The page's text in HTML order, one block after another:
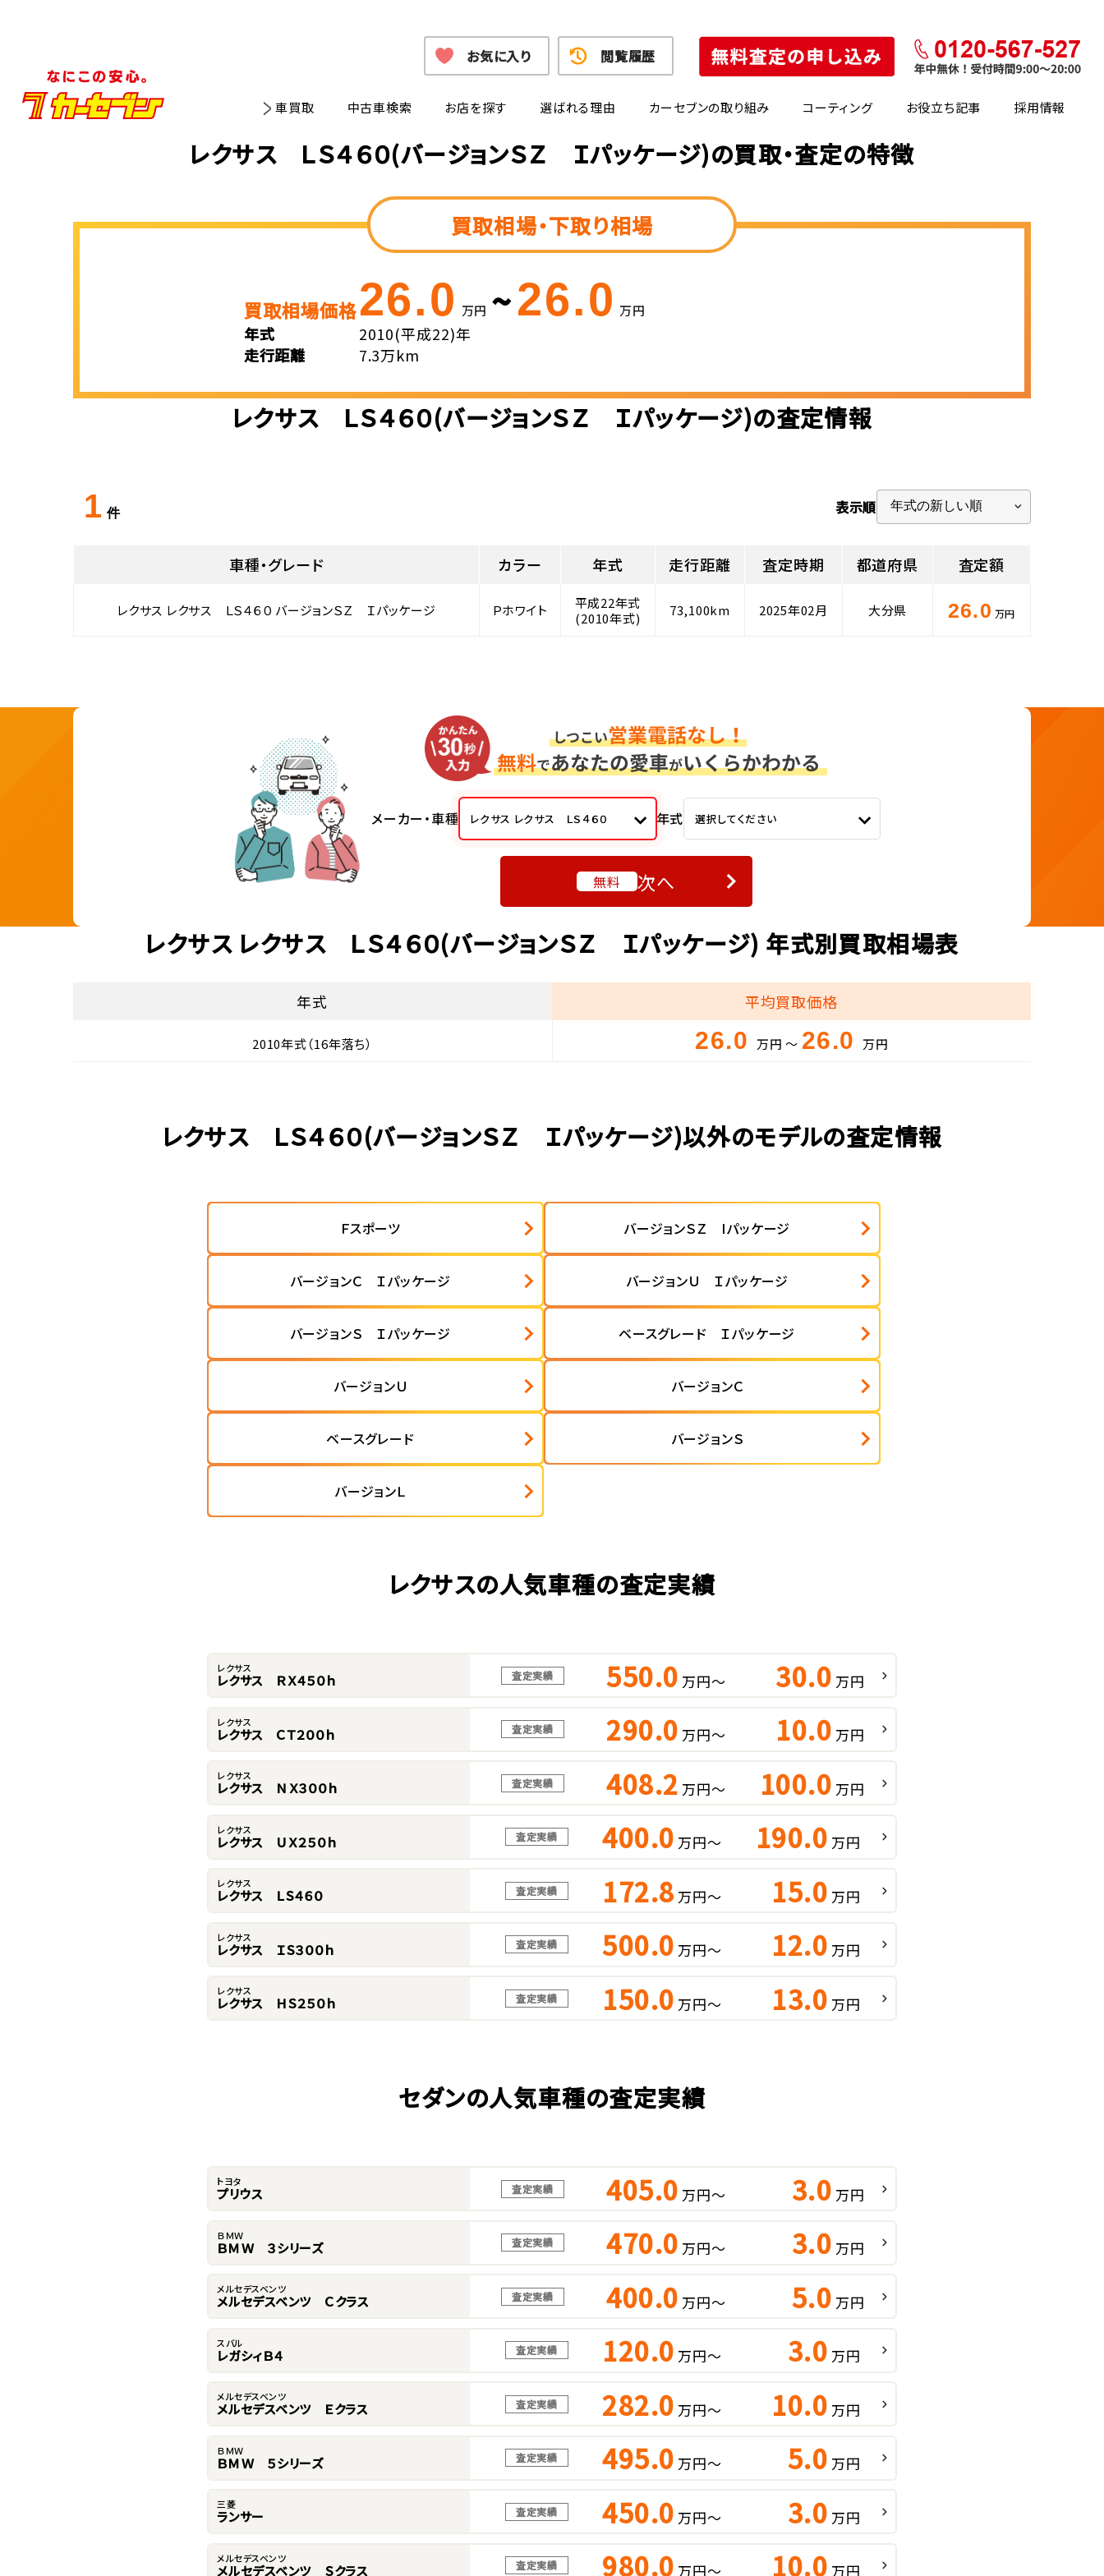
車買取 中古車検索 お店を探す 選ばれる理由 カーセブンの取り組み コーティング お役立ち記事 採用情報
お気に入り 閲覧履歴
レクサス ＬＳ４６０(バージョンＳＺ Ｉパッケージ)の買取・査定の特徴
買取相場・下取り相場
買取相場価格26.0 万円 ~26.0 万円
年式
2010(平成22)年
走行距離
7.3万km
レクサス ＬＳ４６０(バージョンＳＺ Ｉパッケージ)の査定情報
1 件 表示順
車種・グレード カラー 年式 走行距離 査定時期 都道府県 査定額
レクサス レクサス ＬＳ４６０ バージョンＳＺ Ｉパッケージ Ｐホワイト
平成22年式
(2010年式)
73,100km 2025年02月 大分県 26.0 万円
メーカー・車種 レクサス レクサス ＬＳ４６０ 年式 選択してください
無料 次へ
レクサス レクサス ＬＳ４６０(バージョンＳＺ Ｉパッケージ) 年式別買取相場表
年式 平均買取価格
2010年式（16年落ち） 26.0 万円 ～ 26.0 万円
レクサス ＬＳ４６０(バージョンＳＺ Ｉパッケージ)以外のモデルの査定情報
Ｆスポーツ バージョンＳＺ Iパッケージ
バージョンＣ Ｉパッケージ バージョンＵ Ｉパッケージ
バージョンＳ Ｉパッケージ ベースグレード Ｉパッケージ
バージョンＵ バージョンＣ
ベースグレード バージョンＳ
バージョンＬ
レクサスの人気車種の査定実績
レクサス
レクサス ＲＸ４５０ｈ 査定実績 550.0 万円～ 30.0 万円
レクサス
レクサス ＣＴ２００ｈ 査定実績 290.0 万円～ 10.0 万円
レクサス
レクサス ＮＸ３００ｈ 査定実績 408.2 万円～ 100.0 万円
レクサス
レクサス ＵＸ２５０ｈ 査定実績 400.0 万円～ 190.0 万円
レクサス
レクサス ＬＳ４６０ 査定実績 172.8 万円～ 15.0 万円
レクサス
レクサス ＩＳ３００ｈ 査定実績 500.0 万円～ 12.0 万円
レクサス
レクサス ＨＳ２５０ｈ 査定実績 150.0 万円～ 13.0 万円
セダンの人気車種の査定実績
トヨタ
プリウス 査定実績 405.0 万円～ 3.0 万円
ＢＭＷ
ＢＭＷ ３シリーズ 査定実績 470.0 万円～ 3.0 万円
メルセデスベンツ
メルセデスベンツ Ｃクラス 査定実績 400.0 万円～ 5.0 万円
スバル
レガシィＢ４ 査定実績 120.0 万円～ 3.0 万円
メルセデスベンツ
メルセデスベンツ Ｅクラス 査定実績 282.0 万円～ 10.0 万円
ＢＭＷ
ＢＭＷ ５シリーズ 査定実績 495.0 万円～ 5.0 万円
三菱
ランサー 査定実績 450.0 万円～ 3.0 万円
メルセデスベンツ
メルセデスベンツ Ｓクラス 査定実績 980.0 万円～ 10.0 万円